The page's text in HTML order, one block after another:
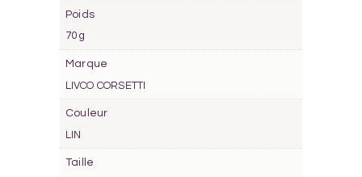
Poids
70 g
Marque
LIVCO CORSETTI
Couleur
LIN
Taille